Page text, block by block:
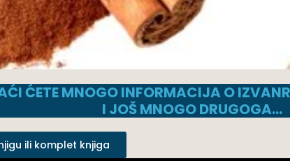
ĆETE MNOGO INFORMACIJA O
I JOŠ MNOGO DRUGOGA…
ili komplet knjiga